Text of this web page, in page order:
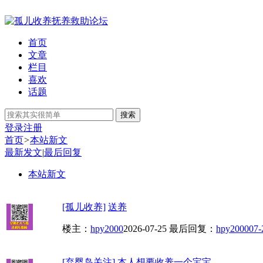
首页
文章
栏目
喜欢
话题
搜索
登录注册
首页>本站新文
最新发文|最后回复
本站新文
[孤儿收养] 送养
楼主： hpy20002026-07-25 最后回复： hpy200007-